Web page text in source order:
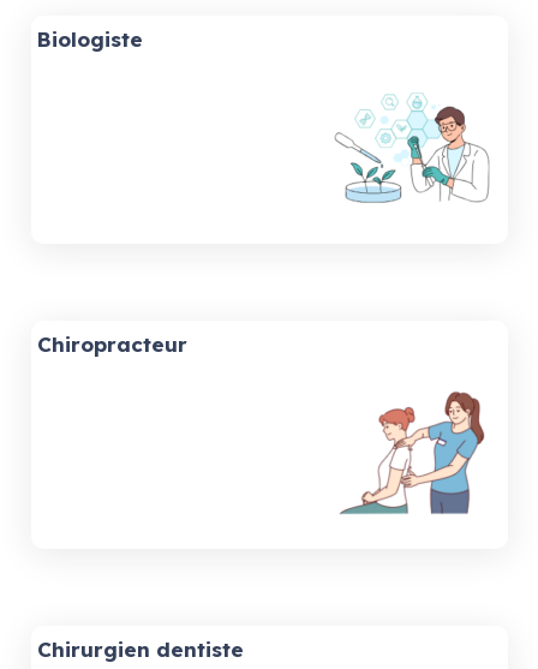
Biologiste
Chiropracteur
Chirurgien dentiste